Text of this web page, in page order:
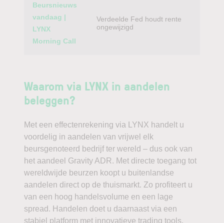
Beursnieuws
vandaag |
LYNX
Morning Call
Verdeelde Fed houdt rente
ongewijzigd
Waarom via LYNX in aandelen
beleggen?
Met een effectenrekening via LYNX handelt u
voordelig in aandelen van vrijwel elk
beursgenoteerd bedrijf ter wereld – dus ook van
het aandeel Gravity ADR. Met directe toegang tot
wereldwijde beurzen koopt u buitenlandse
aandelen direct op de thuismarkt. Zo profiteert u
van een hoog handelsvolume en een lage
spread. Handelen doet u daarnaast via een
stabiel platform met innovatieve trading tools,